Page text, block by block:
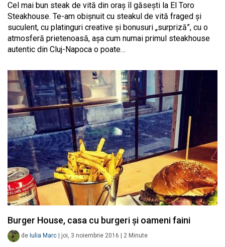
Cel mai bun steak de vită din oraș îl găsești la El Toro
Steakhouse. Te-am obișnuit cu steakul de vită fraged și
suculent, cu platinguri creative și bonusuri „surpriză”, cu o
atmosferă prietenoasă, așa cum numai primul steakhouse
autentic din Cluj-Napoca o poate…
Burger House, casa cu burgeri și oameni faini
de Iulia Marc joi, 3 noiembrie 2016 2 Minute